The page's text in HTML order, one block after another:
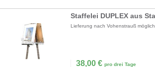
Lieferung nach Vohenstrauß möglich
38,00 € pro drei Tage